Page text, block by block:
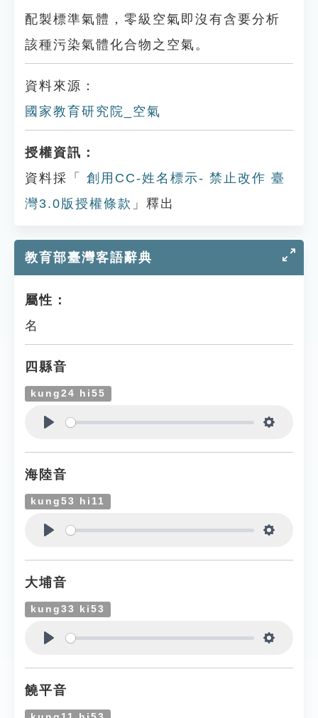
配製標準氣體，零級空氣即沒有含要分析
該種污染氣體化合物之空氣。
資料來源：
國家教育研究院_空氣
授權資訊：
資料採「
創用CC-姓名標示- 禁止改作 臺
灣3.0版授權條款 」釋出
教育部臺灣客語辭典
屬性：
名
四縣音
kung24 hi55
海陸音
kung53 hi11
大埔音
kung33 ki53
饒平音